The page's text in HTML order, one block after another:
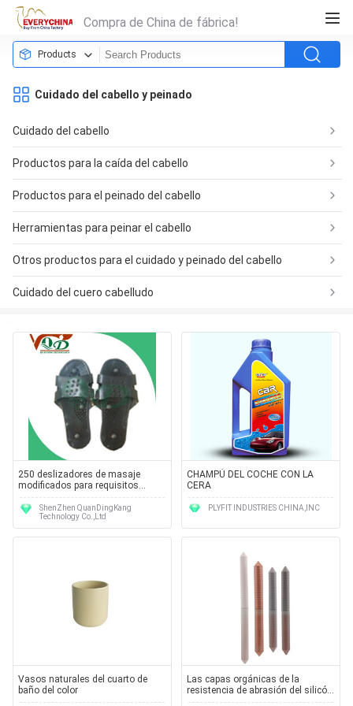
Compra de China de fábrica!
Products
Cuidado del cabello y peinado
Cuidado del cabello
Productos para la caída del cabello
Productos para el peinado del cabello
Herramientas para peinar el cabello
Otros productos para el cuidado y peinado del cabello
Cuidado del cuero cabelludo
250 deslizadores de masaje
modificados para requisitos
particulares 80m m Improve del ×
que duerme y aflojan la tensión
del nervio
ShenZhen QuanDingKang
Technology Co.,Ltd
CHAMPÚ DEL COCHE CON LA
CERA
PLYFIT INDUSTRIES CHINA,INC
Vasos naturales del cuarto de
baño del color
Las capas orgánicas de la
resistencia de abrasión del silicón
aplican el arrugador del pelo y a